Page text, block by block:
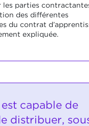
les parties
des différentes
du contrat
expliquée.
capable de
distribuer,